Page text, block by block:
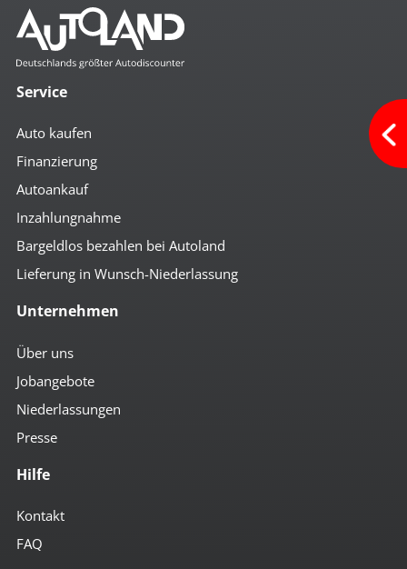
Service
Auto kaufen
Finanzierung
Autoankauf
Inzahlungnahme
Bargeldlos bezahlen bei Autoland
Lieferung in Wunsch-Niederlassung
Unternehmen
Über uns
Jobangebote
Niederlassungen
Presse
Hilfe
Kontakt
FAQ